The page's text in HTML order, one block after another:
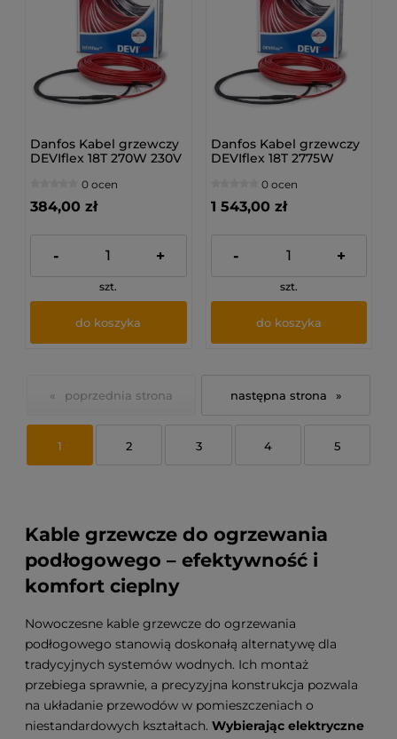
Danfos Kabel grzewczy
DEVIflex 18T 270W 230V
0 ocen
384,00 zł
- +
szt.
do koszyka
Danfos Kabel grzewczy
DEVIflex 18T 2775W
0 ocen
1 543,00 zł
- +
szt.
do koszyka
«
1 2 3 4 5
»
Kable grzewcze do ogrzewania
podłogowego – efektywność i
komfort cieplny
Nowoczesne kable grzewcze do ogrzewania
podłogowego stanowią doskonałą alternatywę dla
tradycyjnych systemów wodnych. Ich montaż
przebiega sprawnie, a precyzyjna konstrukcja pozwala
na układanie przewodów w pomieszczeniach o
niestandardowych kształtach. Wybierając elektryczne